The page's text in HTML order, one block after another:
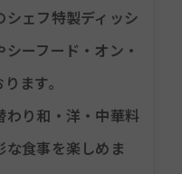
ェフ特製ディッシ
ーフード・オン・
ます。
り和・洋・中華料
食事を楽しめま